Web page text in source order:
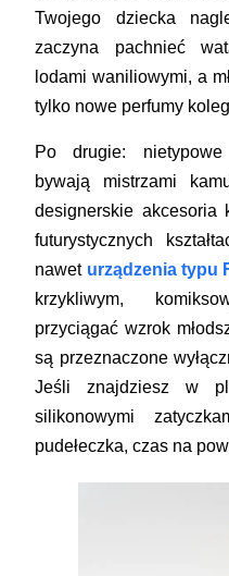
Twojego dziecka
zaczyna pachnieć
lodami waniliowymi, a
tylko nowe perfumy
Po drugie:
bywają mistrzami
designerskie akcesoria
futurystycznych
nawet urządzenia typu
krzykliwym,
przyciągać wzrok
są przeznaczone
Jeśli znajdziesz w
silikonowymi
pudełeczka, czas na